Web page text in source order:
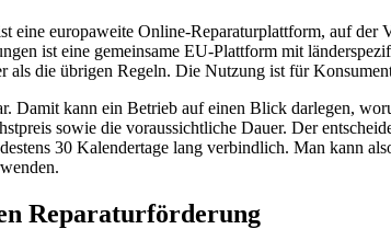
europaweite Online-Reparaturplattform, auf
ist eine gemeinsame EU-Plattform mit
als die übrigen Regeln. Die Nutzung ist für
Damit kann ein Betrieb auf einen Blick darlegen,
sowie die voraussichtliche Dauer. Der
30 Kalendertage lang verbindlich. Man kann
Reparaturförderung